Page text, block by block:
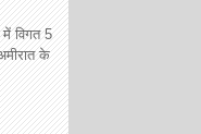
में विगत 5
के